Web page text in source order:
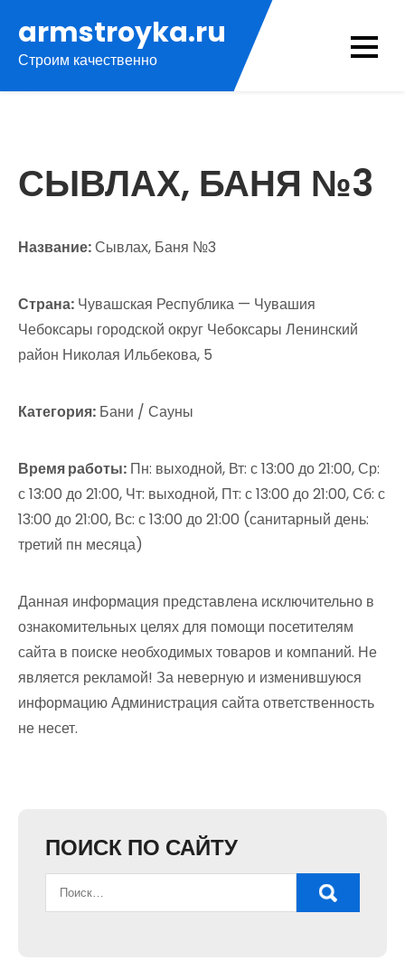
содержимому
armstroyka.ru
Строим качественно
СЫВЛАХ, БАНЯ №3
Название:Сывлах, Баня №3
Страна: Чувашская Республика — Чувашия
Чебоксары городской округ Чебоксары Ленинский
район Николая Ильбекова, 5
Категория: Бани / Сауны
Время работы: Пн: выходной, Вт: с 13:00 до 21:00, Ср:
с 13:00 до 21:00, Чт: выходной, Пт: с 13:00 до 21:00, Сб: с
13:00 до 21:00, Вс: с 13:00 до 21:00 (санитарный день:
третий пн месяца)
Данная информация представлена исключительно в
ознакомительных целях для помощи посетителям
сайта в поиске необходимых товаров и компаний. Не
является рекламой! За неверную и изменившуюся
информацию Администрация сайта ответственность
не несет.
ПОИСК ПО САЙТУ